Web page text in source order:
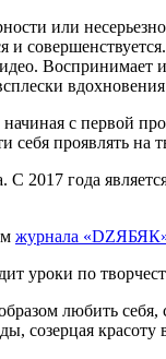
или
и
Воспринимает
с первой
себя проявлять на
2017 года
журнала
уроки по
любить
созерцая